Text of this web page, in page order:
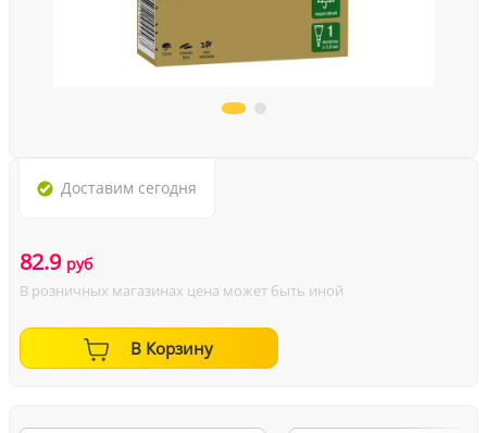
Доставим сегодня
82.9 руб
В розничных магазинах цена может быть иной
В Корзину